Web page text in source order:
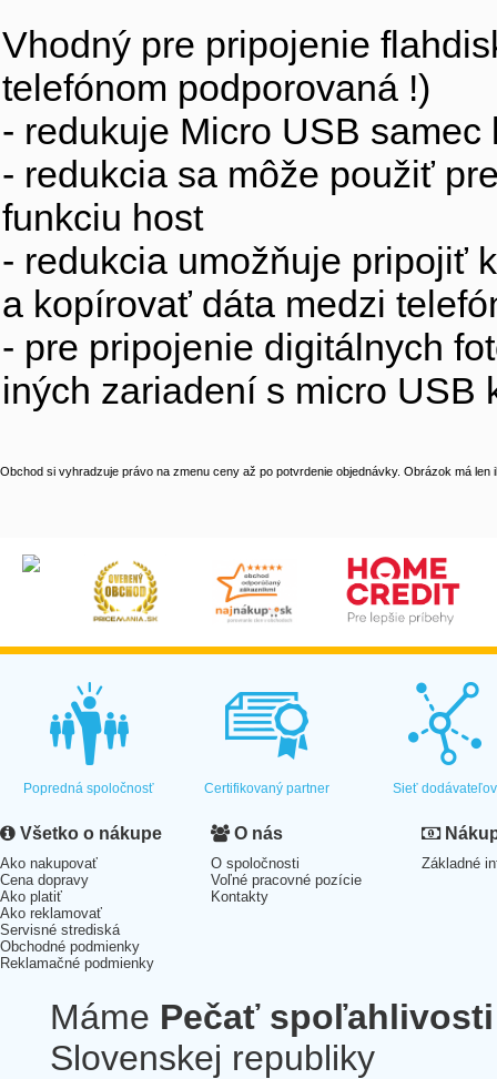
Vhodný pre pripojenie
telefónom podporovaná !)
- redukuje Micro USB
- redukcia sa môže použiť
funkciu host
- redukcia umožňuje pripojiť
a kopírovať dáta medzi
- pre pripojenie digitálnych
iných zariadení s micro USB
Obchod si vyhradzuje právo na zmenu ceny až po potvrdenie objednávky. Obrázok má len
Popredná spoločnosť Certifikovaný partner Sieť dodávateľov
Všetko o nákupe
Ako nakupovať
Cena dopravy
Ako platiť
Ako reklamovať
Servisné strediská
Obchodné podmienky
Reklamačné podmienky
O nás
O spoločnosti
Voľné pracovné pozície
Kontakty
Základné
Máme Pečať spoľahlivosti
Slovenskej republiky